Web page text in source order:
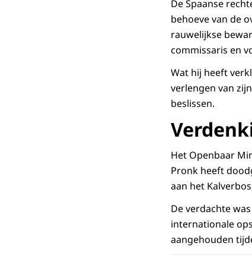
De Spaanse
behoeve van de
rauwelijkse
commissaris en
Wat hij heeft
verlengen van
beslissen.
Het Openbaar
Pronk heeft
aan het
De verdachte
internationale
aangehouden